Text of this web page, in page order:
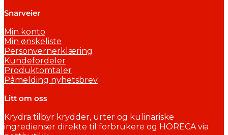
Snarveier
Min konto
Min ønskeliste
Personvernerklæring
Kundefordeler
Produktomtaler
Påmelding nyhetsbrev
Litt om oss
Krydra tilbyr krydder, urter og kulinariske
ingredienser direkte til forbrukere og HORECA via